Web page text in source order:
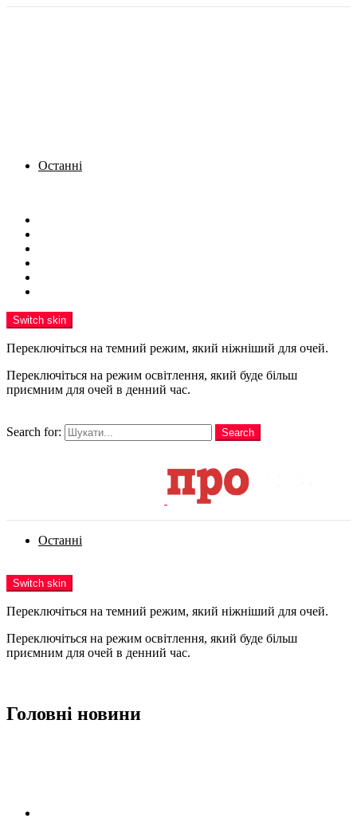
Останні
Switch skin
Переключіться на темний режим, який ніжніший для очей.
Переключіться на режим освітлення, який буде більш
приємним для очей в денний час.
Search for:
Search
Останні
Switch skin
Переключіться на темний режим, який ніжніший для очей.
Переключіться на режим освітлення, який буде більш
приємним для очей в денний час.
Головні новини